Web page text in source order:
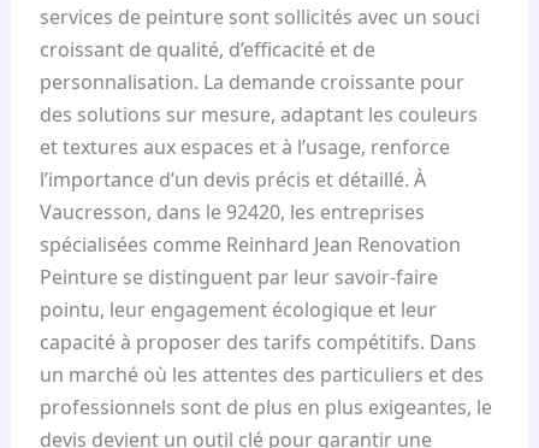
services de peinture sont sollicités avec un souci
croissant de qualité, d’efficacité et de
personnalisation. La demande croissante pour
des solutions sur mesure, adaptant les couleurs
et textures aux espaces et à l’usage, renforce
l’importance d’un devis précis et détaillé. À
Vaucresson, dans le 92420, les entreprises
spécialisées comme Reinhard Jean Renovation
Peinture se distinguent par leur savoir-faire
pointu, leur engagement écologique et leur
capacité à proposer des tarifs compétitifs. Dans
un marché où les attentes des particuliers et des
professionnels sont de plus en plus exigeantes, le
devis devient un outil clé pour garantir une